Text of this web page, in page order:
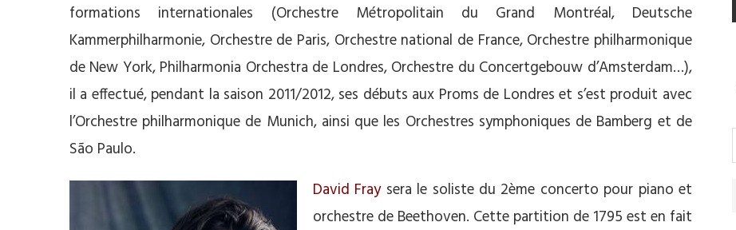
formations internationales (Orchestre Métropolitain du Grand Montréal, Deutsche
Kammerphilharmonie, Orchestre de Paris, Orchestre national de France, Orchestre philharmonique
de New York, Philharmonia Orchestra de Londres, Orchestre du Concertgebouw d’Amsterdam…),
il a effectué, pendant la saison 2011/2012, ses débuts aux Proms de Londres et s’est produit avec
l’Orchestre philharmonique de Munich, ainsi que les Orchestres symphoniques de Bamberg et de
São Paulo.
David Fraysera le soliste du 2ème concerto pour piano et
orchestre de Beethoven. Cette partition de 1795 est en fait